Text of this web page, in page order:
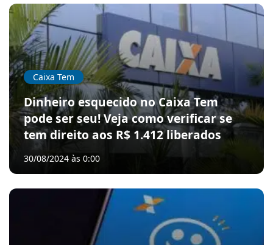
Caixa Tem
Dinheiro esquecido no Caixa Tem
pode ser seu! Veja como verificar se
tem direito aos R$ 1.412 liberados
30/08/2024 às 0:00